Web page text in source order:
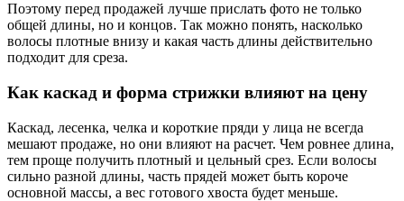
Поэтому перед продажей лучше прислать фото не только
общей длины, но и концов. Так можно понять, насколько
волосы плотные внизу и какая часть длины действительно
подходит для среза.
Как каскад и форма стрижки влияют на цену
Каскад, лесенка, челка и короткие пряди у лица не всегда
мешают продаже, но они влияют на расчет. Чем ровнее длина,
тем проще получить плотный и цельный срез. Если волосы
сильно разной длины, часть прядей может быть короче
основной массы, а вес готового хвоста будет меньше.